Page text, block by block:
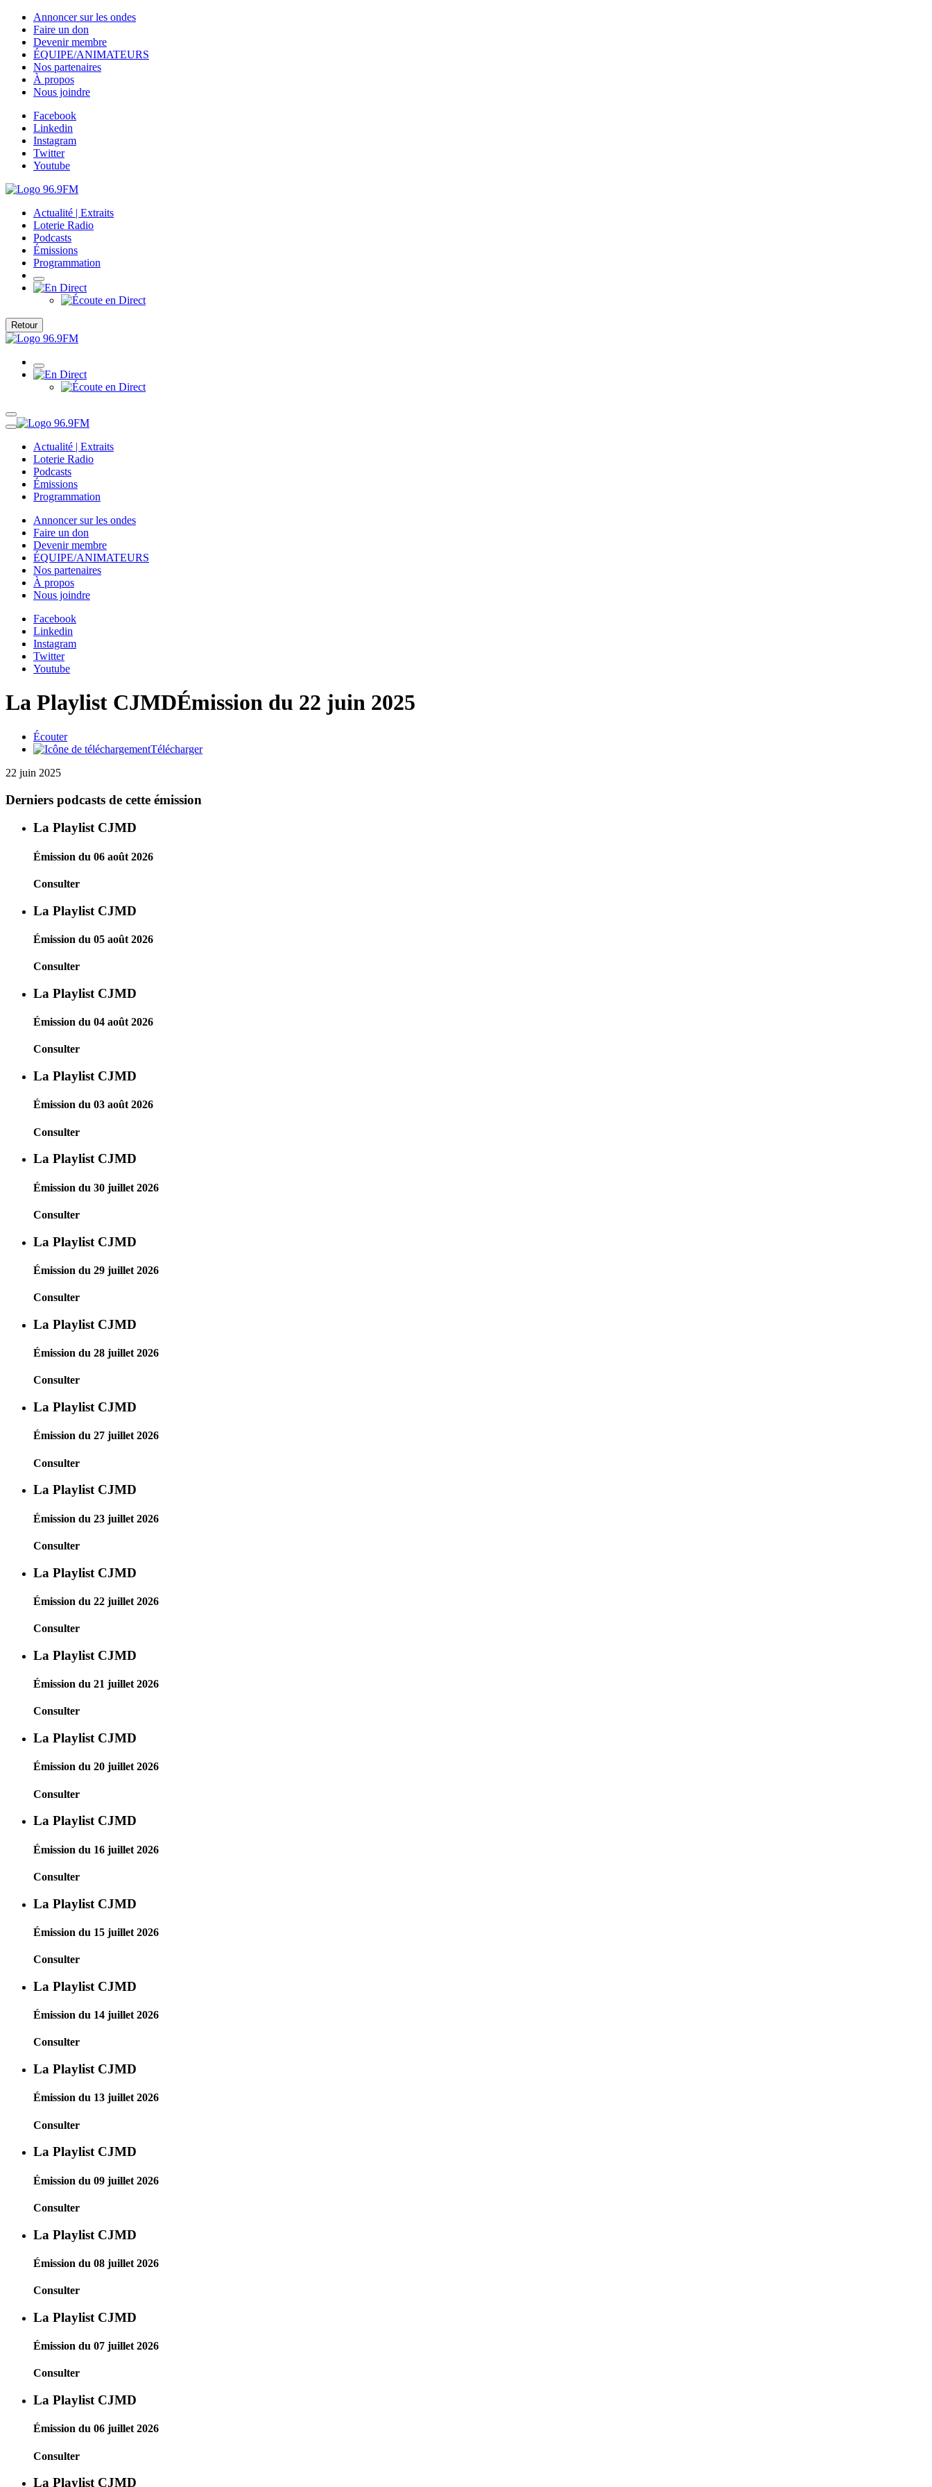
Annoncer sur les ondes
Faire un don
Devenir membre
ÉQUIPE/ANIMATEURS
Nos partenaires
À propos
Nous joindre
Facebook
Linkedin
Instagram
Twitter
Youtube
Actualité | Extraits
Loterie Radio
Podcasts
Émissions
Programmation
Retour
Actualité | Extraits
Loterie Radio
Podcasts
Émissions
Programmation
Annoncer sur les ondes
Faire un don
Devenir membre
ÉQUIPE/ANIMATEURS
Nos partenaires
À propos
Nous joindre
Facebook
Linkedin
Instagram
Twitter
Youtube
La Playlist CJMDÉmission du 22 juin 2025
Écouter
Télécharger
22 juin 2025
Derniers podcasts de cette émission
La Playlist CJMD
Émission du 06 août 2026
Consulter
La Playlist CJMD
Émission du 05 août 2026
Consulter
La Playlist CJMD
Émission du 04 août 2026
Consulter
La Playlist CJMD
Émission du 03 août 2026
Consulter
La Playlist CJMD
Émission du 30 juillet 2026
Consulter
La Playlist CJMD
Émission du 29 juillet 2026
Consulter
La Playlist CJMD
Émission du 28 juillet 2026
Consulter
La Playlist CJMD
Émission du 27 juillet 2026
Consulter
La Playlist CJMD
Émission du 23 juillet 2026
Consulter
La Playlist CJMD
Émission du 22 juillet 2026
Consulter
La Playlist CJMD
Émission du 21 juillet 2026
Consulter
La Playlist CJMD
Émission du 20 juillet 2026
Consulter
La Playlist CJMD
Émission du 16 juillet 2026
Consulter
La Playlist CJMD
Émission du 15 juillet 2026
Consulter
La Playlist CJMD
Émission du 14 juillet 2026
Consulter
La Playlist CJMD
Émission du 13 juillet 2026
Consulter
La Playlist CJMD
Émission du 09 juillet 2026
Consulter
La Playlist CJMD
Émission du 08 juillet 2026
Consulter
La Playlist CJMD
Émission du 07 juillet 2026
Consulter
La Playlist CJMD
Émission du 06 juillet 2026
Consulter
La Playlist CJMD